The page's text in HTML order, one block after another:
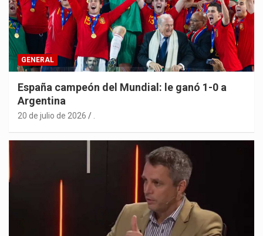
GENERAL
España campeón del Mundial: le ganó 1-0 a
Argentina
20 de julio de 2026